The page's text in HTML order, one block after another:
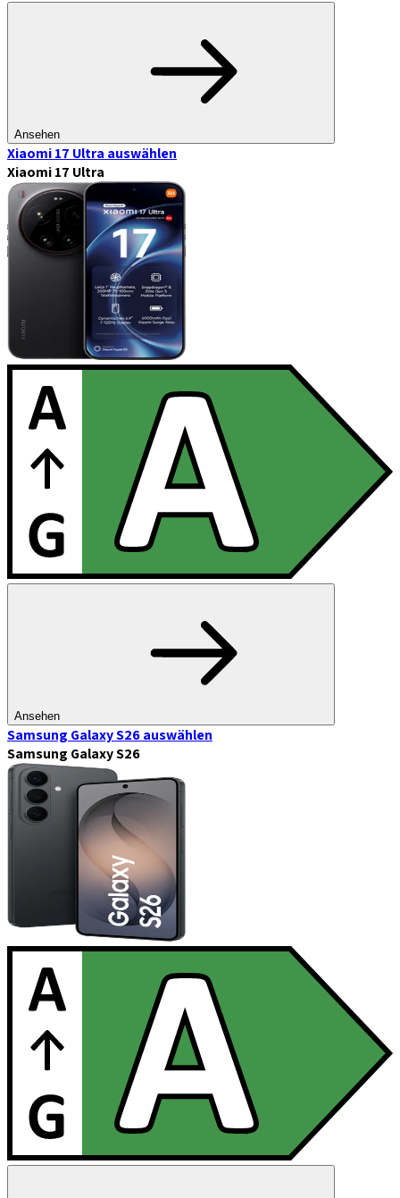
Ansehen
Xiaomi 17 Ultra auswählen
Xiaomi 17 Ultra
Ansehen
Samsung Galaxy S26auswählen
Samsung Galaxy S26